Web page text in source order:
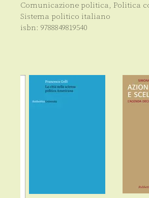
Comunicazione politica, Politica
Sistema politico italiano
isbn: 9788849819540